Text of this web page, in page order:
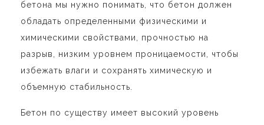
бетона мы нужно понимать, что бетон должен
обладать определенными физическими и
химическими свойствами, прочностью на
разрыв, низким уровнем проницаемости, чтобы
избежать влаги и сохранять химическую и
объемную стабильность.
Бетон по существу имеет высокий уровень